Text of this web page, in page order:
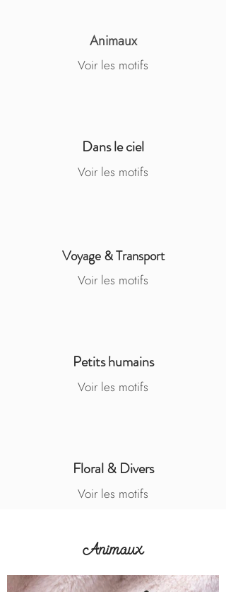
Animaux
Voir les motifs
Dans le ciel
Voir les motifs
Voyage & Transport
Voir les motifs
Petits humains
Voir les motifs
Floral & Divers
Voir les motifs
Animaux